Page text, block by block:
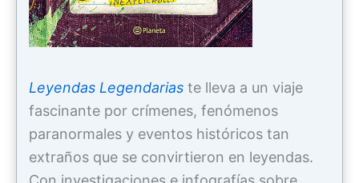
Leyendas Legendarias te lleva a un viaje
fascinante por crímenes, fenómenos
paranormales y eventos históricos tan
extraños que se convirtieron en leyendas.